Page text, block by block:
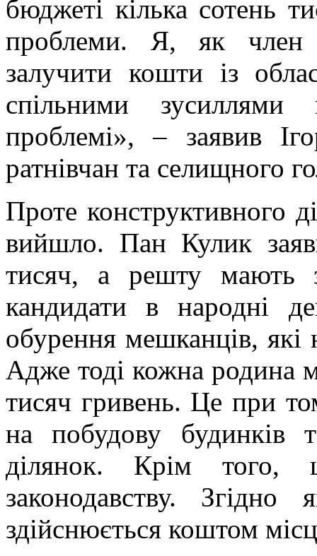
бюджеті кілька сотень
проблеми. Я, як член
залучити кошти із
спільними
проблемі», – заявив
ратнівчан та селищного
Проте конструктивного
вийшло. Пан Кулик
тисяч, а решту мають
кандидати в народні
обурення мешканців, які
Адже тоді кожна родина
тисяч гривень. Це при
на побудову будинків
ділянок. Крім того,
законодавству. Згідно
здійснюється коштом